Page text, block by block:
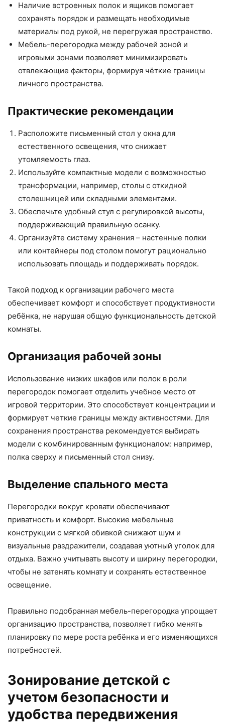
Наличие встроенных полок и ящиков помогает
сохранять порядок и размещать необходимые
материалы под рукой, не перегружая пространство.
Мебель-перегородка между рабочей зоной и
игровыми зонами позволяет минимизировать
отвлекающие факторы, формируя чёткие границы
личного пространства.
Практические рекомендации
Расположите письменный стол у окна для
естественного освещения, что снижает
утомляемость глаз.
Используйте компактные модели с возможностью
трансформации, например, столы с откидной
столешницей или складными элементами.
Обеспечьте удобный стул с регулировкой высоты,
поддерживающий правильную осанку.
Организуйте систему хранения – настенные полки
или контейнеры под столом помогут рационально
использовать площадь и поддерживать порядок.
Такой подход к организации рабочего места
обеспечивает комфорт и способствует продуктивности
ребёнка, не нарушая общую функциональность детской
комнаты.
Организация рабочей зоны
Использование низких шкафов или полок в роли
перегородок помогает отделить учебное место от
игровой территории. Это способствует концентрации и
формирует четкие границы между активностями. Для
сохранения пространства рекомендуется выбирать
модели с комбинированным функционалом: например,
полка сверху и письменный стол снизу.
Выделение спального места
Перегородки вокруг кровати обеспечивают
приватность и комфорт. Высокие мебельные
конструкции с мягкой обивкой снижают шум и
визуальные раздражители, создавая уютный уголок для
отдыха. Важно учитывать высоту и ширину перегородки,
чтобы не затенять комнату и сохранять естественное
освещение.
Правильно подобранная мебель-перегородка упрощает
организацию пространства, позволяет гибко менять
планировку по мере роста ребёнка и его изменяющихся
потребностей.
Зонирование детской с
учетом безопасности и
удобства передвижения